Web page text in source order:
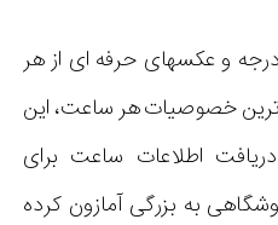
تهیه فیلم های 360 درجه و عکسهای حرفه ای از هر
خصوصیات هر ساعت، این
اطلاعات ساعت برای
به بزرگی آمازون کرده